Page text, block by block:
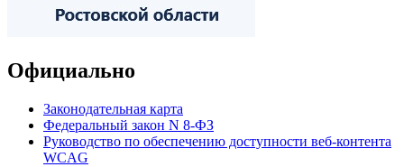
Официально
Законодательная карта
Федеральный закон N 8-ФЗ
Руководство по обеспечению доступности веб-контента
WCAG